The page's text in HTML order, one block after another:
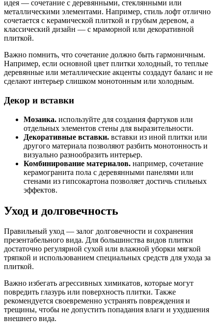
идея — сочетание с деревянными, стеклянными или
металлическими элементами. Например, стиль лофт отлично
сочетается с керамической плиткой и грубым деревом, а
классический дизайн — с мраморной или декоративной
плиткой.
Важно помнить, что сочетание должно быть гармоничным.
Например, если основной цвет плитки холодный, то теплые
деревянные или металлические акценты создадут баланс и не
сделают интерьер слишком монотонным или холодным.
Декор и вставки
Мозаика. используйте для создания фартуков или
отдельных элементов стены для выразительности.
Декоративные вставки. вставки из иной плитки или
другого материала позволяют разбить монотонность и
визуально разнообразить интерьер.
Комбинирование материалов. например, сочетание
керамогранита пола с деревянными панелями или
стенами из гипсокартона позволяет достичь стильных
эффектов.
Уход и долговечность
Правильный уход — залог долговечности и сохранения
презентабельного вида. Для большинства видов плитки
достаточно регулярной сухой или влажной уборки мягкой
тряпкой и использованием специальных средств для ухода за
плиткой.
Важно избегать агрессивных химикатов, которые могут
повредить глазурь или поверхность плитки. Также
рекомендуется своевременно устранять повреждения и
трещины, чтобы не допустить попадания влаги и ухудшения
внешнего вида.